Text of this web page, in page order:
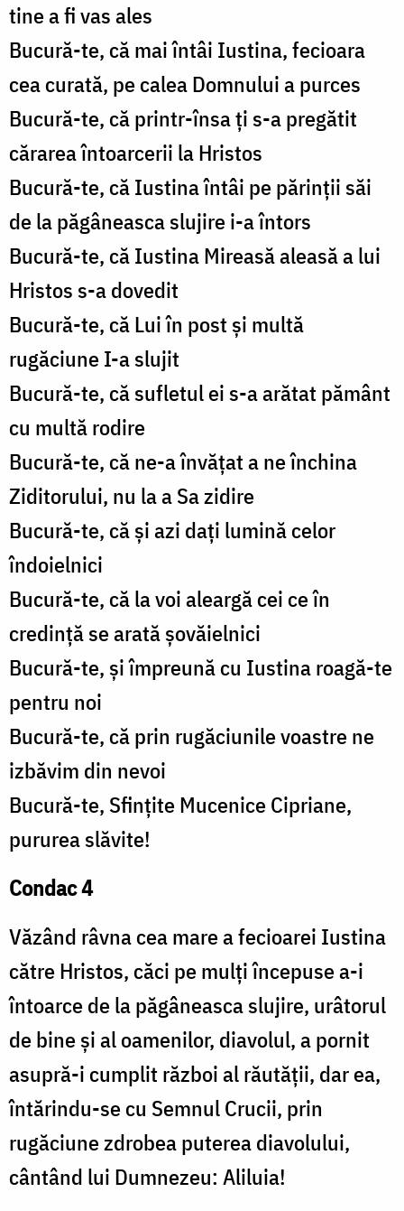
tine a fi vas ales
Bucură-te, că mai întâi Iustina, fecioara
cea curată, pe calea Domnului a purces
Bucură-te, că printr-însa ți s-a pregătit
cărarea întoarcerii la Hristos
Bucură-te, că Iustina întâi pe părinții săi
de la păgâneasca slujire i-a întors
Bucură-te, că Iustina Mireasă aleasă a lui
Hristos s-a dovedit
Bucură-te, că Lui în post și multă
rugăciune I-a slujit
Bucură-te, că sufletul ei s-a arătat pământ
cu multă rodire
Bucură-te, că ne-a învățat a ne închina
Ziditorului, nu la a Sa zidire
Bucură-te, că și azi dați lumină celor
îndoielnici
Bucură-te, că la voi aleargă cei ce în
credință se arată șovăielnici
Bucură-te, și împreună cu Iustina roagă-te
pentru noi
Bucură-te, că prin rugăciunile voastre ne
izbăvim din nevoi
Bucură-te, Sfințite Mucenice Cipriane,
pururea slăvite!
Condac 4
Văzând râvna cea mare a fecioarei Iustina
către Hristos, căci pe mulți începuse a-i
întoarce de la păgâneasca slujire, urâtorul
de bine și al oamenilor, diavolul, a pornit
asupră-i cumplit război al răutății, dar ea,
întărindu-se cu Semnul Crucii, prin
rugăciune zdrobea puterea diavolului,
cântând lui Dumnezeu: Aliluia!